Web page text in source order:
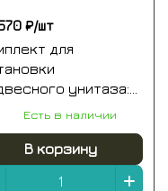
₽/шт
для
унитаза:
модуль
панель
tecespring v,
глянцевый
Есть в наличии
В корзину